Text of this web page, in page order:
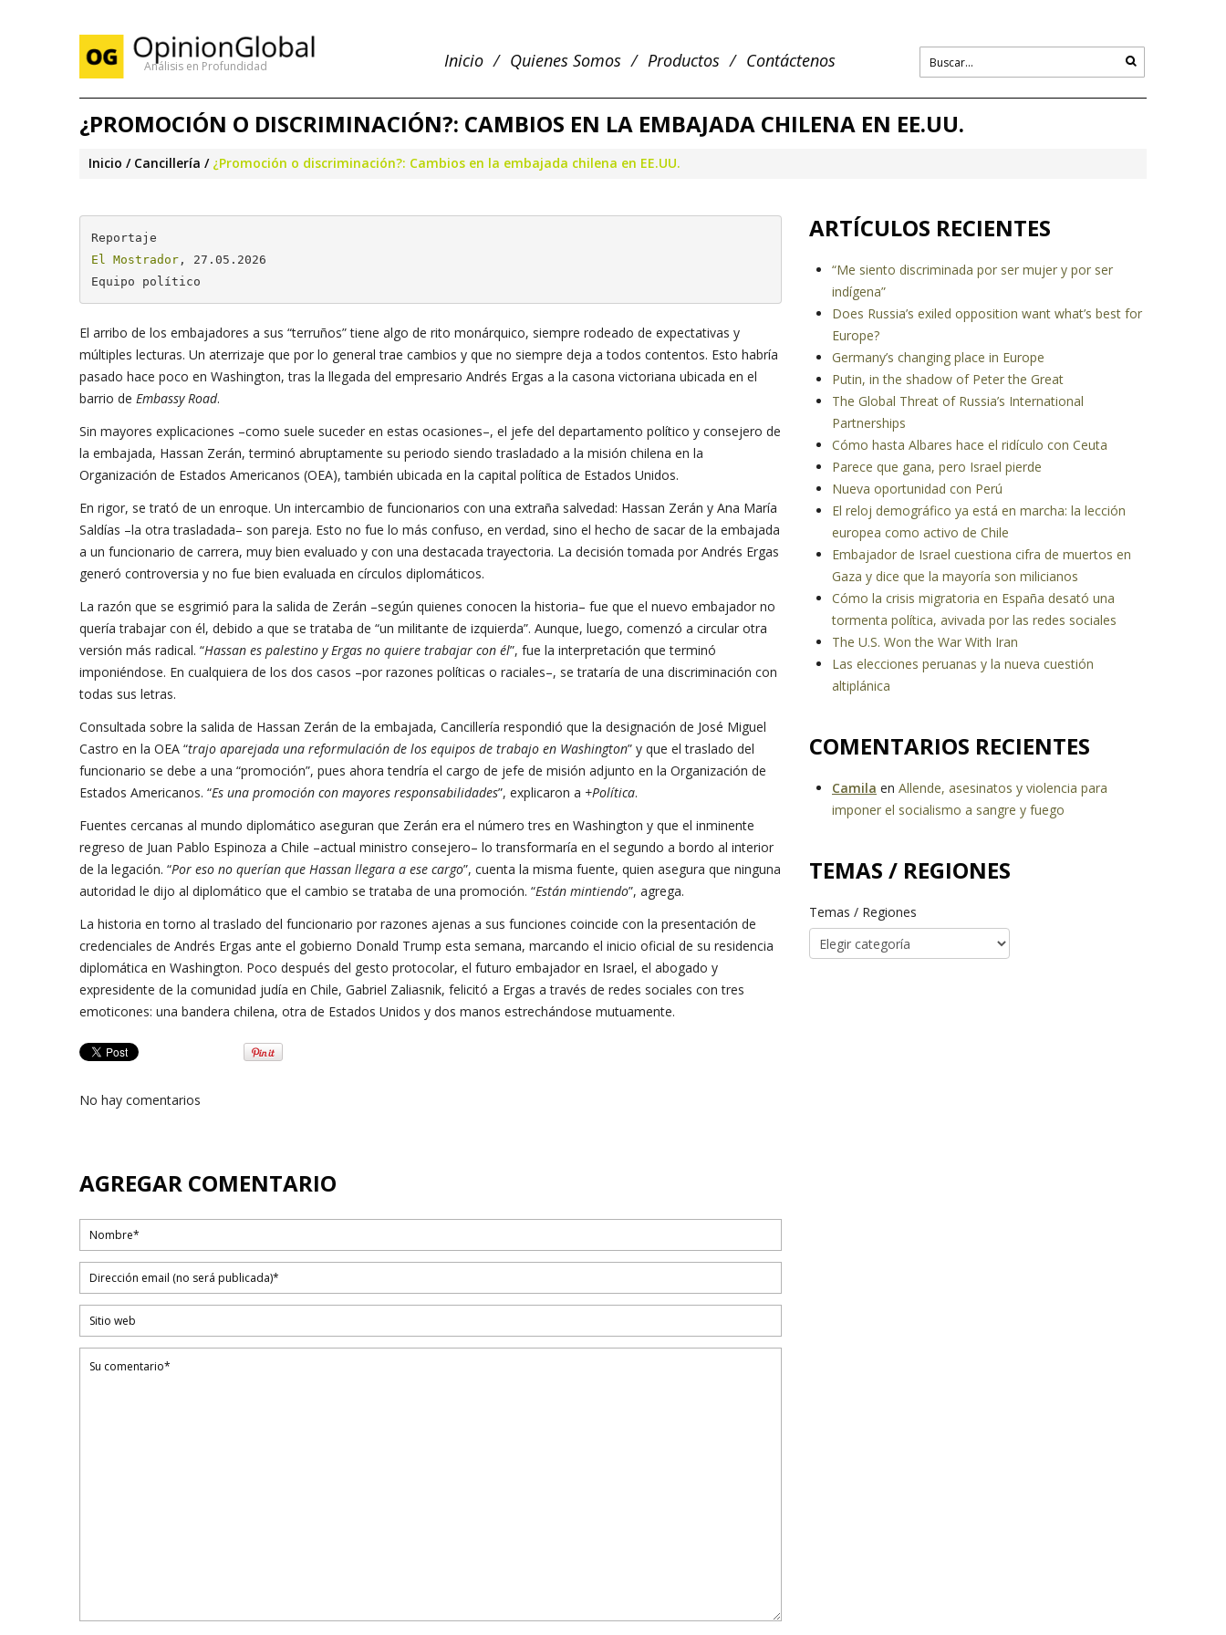
Análisis en Profundidad Inicio Quienes Somos Productos Contáctenos
¿PROMOCIÓN O DISCRIMINACIÓN?: CAMBIOS EN LA EMBAJADA CHILENA EN EE.UU.
Inicio Cancillería ¿Promoción o discriminación?: Cambios en la embajada chilena en EE.UU.
El Mostrador, 27.05.2026
Equipo político
El arribo de los embajadores a sus “terruños” tiene algo de rito monárquico, siempre rodeado de expectativas y
múltiples lecturas. Un aterrizaje que por lo general trae cambios y que no siempre deja a todos contentos. Esto habría
pasado hace poco en Washington, tras la llegada del empresario Andrés Ergas a la casona victoriana ubicada en el
barrio de Embassy Road.
Sin mayores explicaciones –como suele suceder en estas ocasiones–, el jefe del departamento político y consejero de
la embajada, Hassan Zerán, terminó abruptamente su periodo siendo trasladado a la misión chilena en la
Organización de Estados Americanos (OEA), también ubicada en la capital política de Estados Unidos.
En rigor, se trató de un enroque. Un intercambio de funcionarios con una extraña salvedad: Hassan Zerán y Ana María
Saldías –la otra trasladada– son pareja. Esto no fue lo más confuso, en verdad, sino el hecho de sacar de la embajada
a un funcionario de carrera, muy bien evaluado y con una destacada trayectoria. La decisión tomada por Andrés Ergas
generó controversia y no fue bien evaluada en círculos diplomáticos.
La razón que se esgrimió para la salida de Zerán –según quienes conocen la historia– fue que el nuevo embajador no
quería trabajar con él, debido a que se trataba de “un militante de izquierda”. Aunque, luego, comenzó a circular otra
versión más radical. “Hassan es palestino y Ergas no quiere trabajar con él”, fue la interpretación que terminó
imponiéndose. En cualquiera de los dos casos –por razones políticas o raciales–, se trataría de una discriminación con
todas sus letras.
Consultada sobre la salida de Hassan Zerán de la embajada, Cancillería respondió que la designación de José Miguel
Castro en la OEA “trajo aparejada una reformulación de los equipos de trabajo en Washington” y que el traslado del
funcionario se debe a una “promoción”, pues ahora tendría el cargo de jefe de misión adjunto en la Organización de
Estados Americanos. “Es una promoción con mayores responsabilidades”, explicaron a +Política.
Fuentes cercanas al mundo diplomático aseguran que Zerán era el número tres en Washington y que el inminente
regreso de Juan Pablo Espinoza a Chile –actual ministro consejero– lo transformaría en el segundo a bordo al interior
de la legación. “Por eso no querían que Hassan llegara a ese cargo”, cuenta la misma fuente, quien asegura que ninguna
autoridad le dijo al diplomático que el cambio se trataba de una promoción. “Están mintiendo”, agrega.
La historia en torno al traslado del funcionario por razones ajenas a sus funciones coincide con la presentación de
credenciales de Andrés Ergas ante el gobierno Donald Trump esta semana, marcando el inicio oficial de su residencia
diplomática en Washington. Poco después del gesto protocolar, el futuro embajador en Israel, el abogado y
expresidente de la comunidad judía en Chile, Gabriel Zaliasnik, felicitó a Ergas a través de redes sociales con tres
emoticones: una bandera chilena, otra de Estados Unidos y dos manos estrechándose mutuamente.
No hay comentarios
AGREGAR COMENTARIO
ARTÍCULOS RECIENTES
“Me siento discriminada por ser mujer y por ser
indígena”
Does Russia’s exiled opposition want what’s best for
Europe?
Germany’s changing place in Europe
Putin, in the shadow of Peter the Great
The Global Threat of Russia’s International
Partnerships
Cómo hasta Albares hace el ridículo con Ceuta
Parece que gana, pero Israel pierde
Nueva oportunidad con Perú
El reloj demográfico ya está en marcha: la lección
europea como activo de Chile
Embajador de Israel cuestiona cifra de muertos en
Gaza y dice que la mayoría son milicianos
Cómo la crisis migratoria en España desató una
tormenta política, avivada por las redes sociales
The U.S. Won the War With Iran
Las elecciones peruanas y la nueva cuestión
altiplánica
COMENTARIOS RECIENTES
Camila en Allende, asesinatos y violencia para
imponer el socialismo a sangre y fuego
TEMAS / REGIONES
Temas / Regiones